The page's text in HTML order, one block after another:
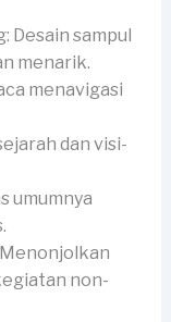
Desain sampul
menarik.
menavigasi
dan visi-
umumnya
non-